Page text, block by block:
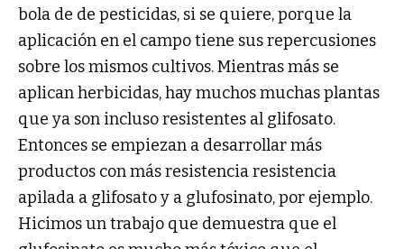
bola de de pesticidas, si se quiere, porque la
aplicación en el campo tiene sus repercusiones
sobre los mismos cultivos. Mientras más se
aplican herbicidas, hay muchos muchas plantas
que ya son incluso resistentes al glifosato.
Entonces se empiezan a desarrollar más
productos con más resistencia resistencia
apilada a glifosato y a glufosinato, por ejemplo.
Hicimos un trabajo que demuestra que el